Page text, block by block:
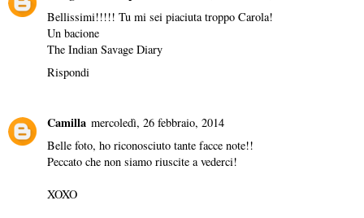
Bellissimi!!!!! Tu mi sei piaciuta troppo Carola!
Un bacione
The Indian Savage Diary
Rispondi
Camilla mercoledì, 26 febbraio, 2014
Belle foto, ho riconosciuto tante facce note!!
Peccato che non siamo riuscite a vederci!
XOXO